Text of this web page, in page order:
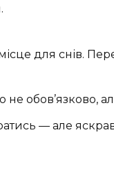
для снів.
не обов’язково,
— але